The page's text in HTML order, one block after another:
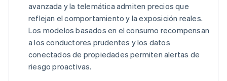
avanzada y la telemática admiten precios que
reflejan el comportamiento y la exposición reales.
Los modelos basados en el consumo recompensan
a los conductores prudentes y los datos
conectados de propiedades permiten alertas de
riesgo proactivas.